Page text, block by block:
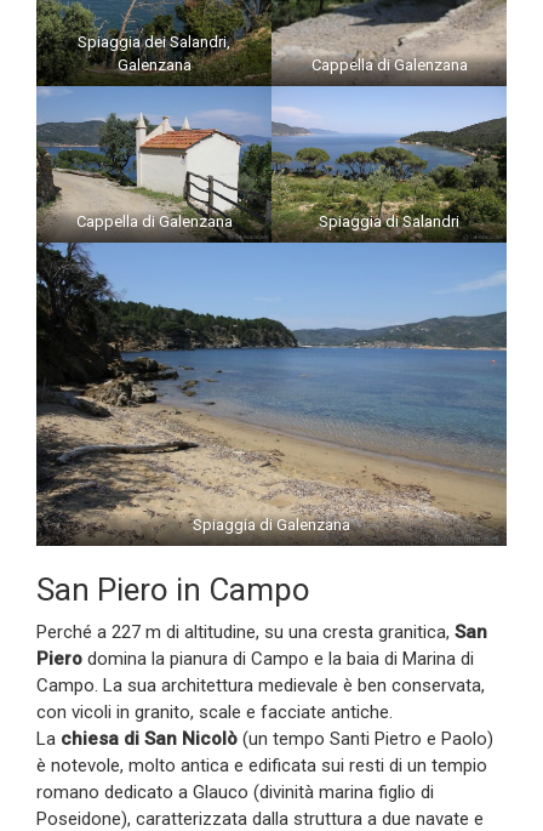
Spiaggia dei Salandri,
Galenzana
Cappella di Galenzana
Cappella di Galenzana Spiaggia di Salandri
Spiaggia di Galenzana
San Piero in Campo
Perché a 227 m di altitudine, su una cresta granitica, San
Piero domina la pianura di Campo e la baia di Marina di
Campo. La sua architettura medievale è ben conservata,
con vicoli in granito, scale e facciate antiche.
La chiesa di San Nicolò (un tempo Santi Pietro e Paolo)
è notevole, molto antica e edificata sui resti di un tempio
romano dedicato a Glauco (divinità marina figlio di
Poseidone), caratterizzata dalla struttura a due navate e